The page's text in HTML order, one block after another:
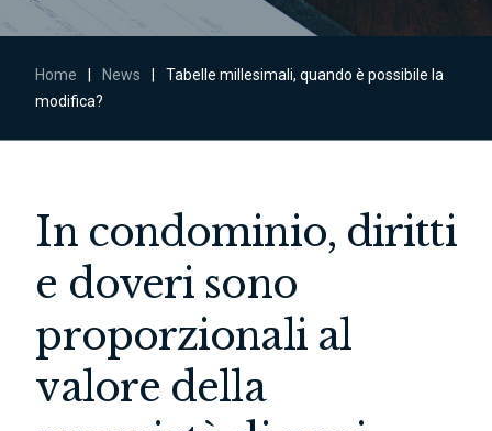
Home News
Tabelle millesimali, quando è possibile la
modifica?
In condominio, diritti
e doveri sono
proporzionali al
valore della